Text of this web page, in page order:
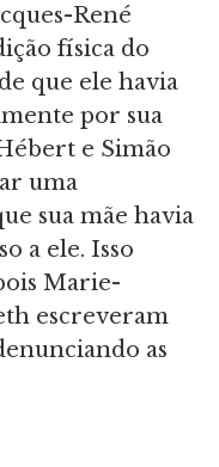
René
física do
que ele havia
por sua
e Simão
uma
sua mãe havia
a ele. Isso
Marie-
escreveram
as